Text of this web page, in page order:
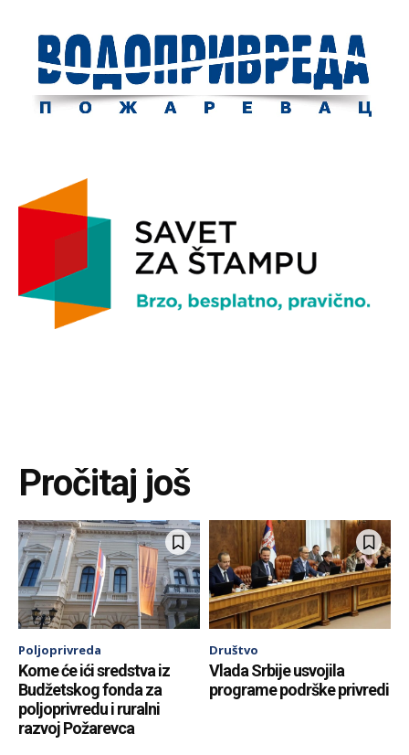
Pročitaj još
Poljoprivreda
Kome će ići sredstva iz
Budžetskog fonda za
poljoprivredu i ruralni
razvoj Požarevca
Društvo
Vlada Srbije usvojila
programe podrške privredi